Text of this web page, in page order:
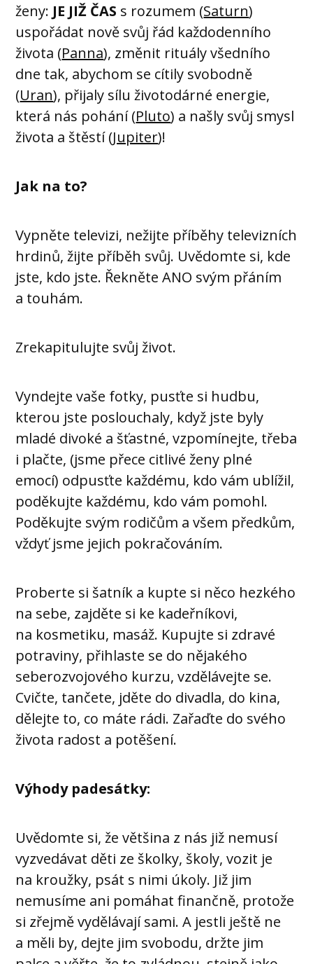
ženy: JE JIŽ ČAS s rozumem (Saturn)
uspořádat nově svůj řád každodenního
života (Panna), změnit rituály všedního
dne tak, abychom se cítily svobodně
(Uran), přijaly sílu životodárné energie,
která nás pohání (Pluto) a našly svůj smysl
života a štěstí (Jupiter)!
Jak na to?
Vypněte televizi, nežijte příběhy televizních
hrdinů, žijte příběh svůj. Uvědomte si, kde
jste, kdo jste. Řekněte ANO svým přáním
a touhám.
Zrekapitulujte svůj život.
Vyndejte vaše fotky, pusťte si hudbu,
kterou jste poslouchaly, když jste byly
mladé divoké a šťastné, vzpomínejte, třeba
i plačte, (jsme přece citlivé ženy plné
emocí) odpusťte každému, kdo vám ublížil,
poděkujte každému, kdo vám pomohl.
Poděkujte svým rodičům a všem předkům,
vždyť jsme jejich pokračováním.
Proberte si šatník a kupte si něco hezkého
na sebe, zajděte si ke kadeřníkovi,
na kosmetiku, masáž. Kupujte si zdravé
potraviny, přihlaste se do nějakého
seberozvojového kurzu, vzdělávejte se.
Cvičte, tančete, jděte do divadla, do kina,
dělejte to, co máte rádi. Zařaďte do svého
života radost a potěšení.
Výhody padesátky:
Uvědomte si, že většina z nás již nemusí
vyzvedávat děti ze školky, školy, vozit je
na kroužky, psát s nimi úkoly. Již jim
nemusíme ani pomáhat finančně, protože
si zřejmě vydělávají sami. A jestli ještě ne
a měli by, dejte jim svobodu, držte jim